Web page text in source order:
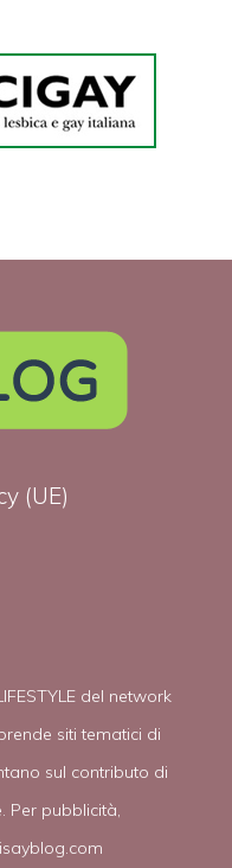
(UE)
del network
siti tematici di
sul contributo di
Per pubblicità,